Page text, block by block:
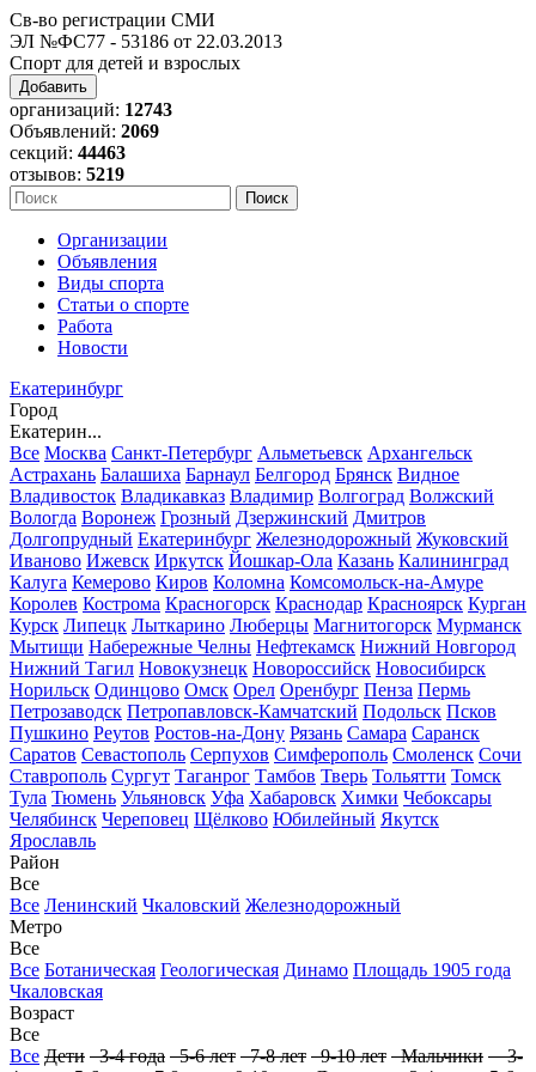
Св-во регистрации СМИ
ЭЛ №ФС77 - 53186 от 22.03.2013
Спорт для детей и взрослых
Добавить
организаций: 12743
Объявлений: 2069
секций: 44463
отзывов: 5219
Организации
Объявления
Виды спорта
Статьи о спорте
Работа
Новости
Екатеринбург
Город
Екатерин...
Все Москва Санкт-Петербург Альметьевск Архангельск
Астрахань Балашиха Барнаул Белгород Брянск Видное
Владивосток Владикавказ Владимир Волгоград Волжский
Вологда Воронеж Грозный Дзержинский Дмитров
Долгопрудный Екатеринбург Железнодорожный Жуковский
Иваново Ижевск Иркутск Йошкар-Ола Казань Калининград
Калуга Кемерово Киров Коломна Комсомольск-на-Амуре
Королев Кострома Красногорск Краснодар Красноярск Курган
Курск Липецк Лыткарино Люберцы Магнитогорск Мурманск
Мытищи Набережные Челны Нефтекамск Нижний Новгород
Нижний Тагил Новокузнецк Новороссийск Новосибирск
Норильск Одинцово Омск Орел Оренбург Пенза Пермь
Петрозаводск Петропавловск-Камчатский Подольск Псков
Пушкино Реутов Ростов-на-Дону Рязань Самара Саранск
Саратов Севастополь Серпухов Симферополь Смоленск Сочи
Ставрополь Сургут Таганрог Тамбов Тверь Тольятти Томск
Тула Тюмень Ульяновск Уфа Хабаровск Химки Чебоксары
Челябинск Череповец Щёлково Юбилейный Якутск
Ярославль
Район
Все
Все Ленинский Чкаловский Железнодорожный
Метро
Все
Все Ботаническая Геологическая Динамо Площадь 1905 года
Чкаловская
Возраст
Все
Все Дети 3-4 года 5-6 лет 7-8 лет 9-10 лет Мальчики 3-